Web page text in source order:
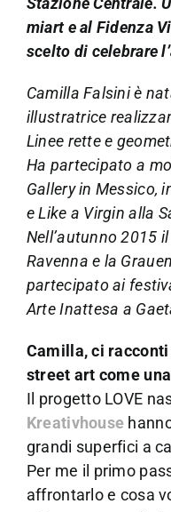
miart e al Fidenza
scelto di celebrare
Camilla Falsini è
illustratrice
Linee rette e
Ha partecipato a
Gallery in Messico,
e Like a Virgin alla
Nell’autunno 2015
Ravenna e la
partecipato ai
Arte Inattesa a
Camilla, ci
street art come
Il progetto LOVE
Kreativhouse
grandi superfici a
Per me il primo
affrontarlo e cosa